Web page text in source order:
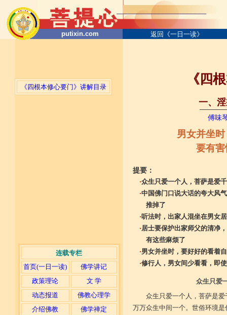
putixin.com 返回《一日一读》
《四根本修心要门》讲解目录
连载专栏
首页(一日一读)
佛学讲记
政策理论
文 学
动态报道
佛教心理学
介绍佛教
佛学禅定
《四
一、
傅味
男女并坐
要有
提要：
·众生只爱一个人，菩萨是爱
·中国佛门口说大话的夸大风
推掉了
·听法时，出家人混坐在男女
·居士要保护出家师父的清净
有这些麻烦了
·男女并坐时，要好好的看着
·修行人，男女间少看看，即
众生只爱
众生只爱一个人，菩萨是
万万众生中间一个。世俗环境